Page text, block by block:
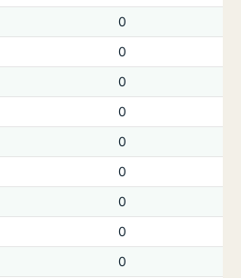
0
0
0
0
0
0
0
0
0